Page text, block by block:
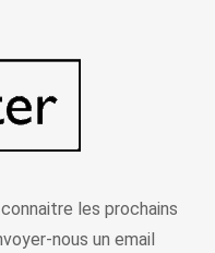
les prochains
nous un email